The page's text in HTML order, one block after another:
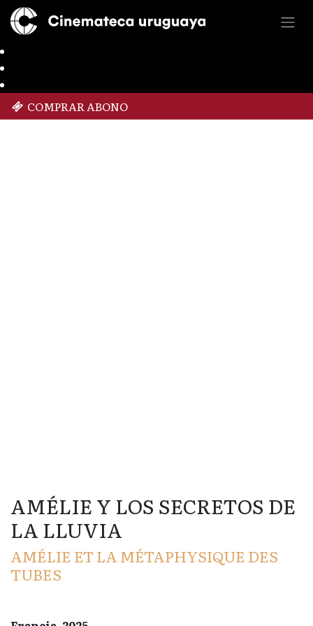
COMPRAR ABONO
AMÉLIE Y LOS SECRETOS DE
LA LLUVIA
AMÉLIE ET LA MÉTAPHYSIQUE DES
TUBES